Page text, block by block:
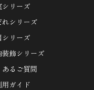
シリーズ
れシリーズ
シリーズ
装飾シリーズ
あるご質問
用ガイド